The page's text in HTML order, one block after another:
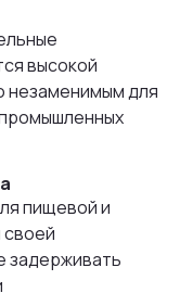
высокой
незаменимым для
пищевой и
задерживать